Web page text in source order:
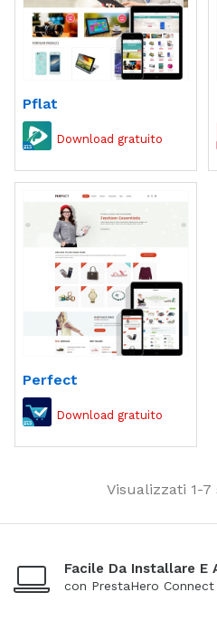
Pflat
Perfect
Visualizzati 1-
Facile Da Installare E
con PrestaHero Connect